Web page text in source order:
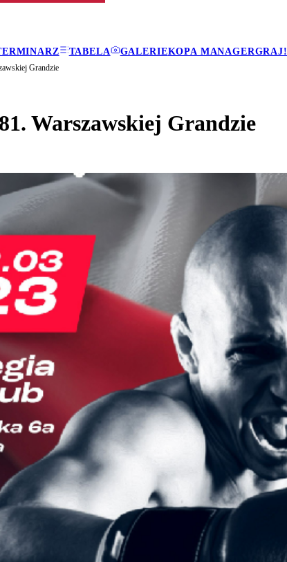
TABELA GALERIEKOPA MANAGERGRAJ!
Grandzie
Warszawskiej Grandzie